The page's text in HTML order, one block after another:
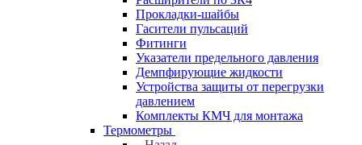
Прокладки-шайбы
Гасители пульсаций
Фитинги
Указатели предельного давления
Демпфирующие жидкости
Устройства защиты от перегрузки
давлением
Комплекты КМЧ для монтажа
Термометры